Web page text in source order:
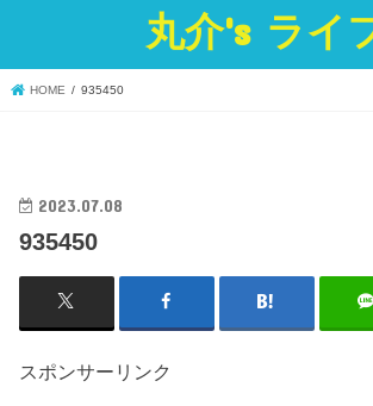
丸介's ライ
HOME 935450
2023.07.08
935450
スポンサーリンク